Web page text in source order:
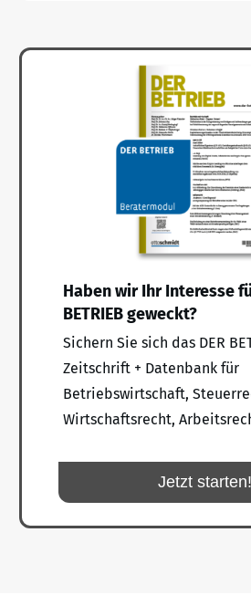
Haben wir Ihr Interesse
BETRIEB geweckt?
Sichern Sie sich das DER
Zeitschrift + Datenbank für
Betriebswirtschaft,
Wirtschaftsrecht,
Jetzt starten!